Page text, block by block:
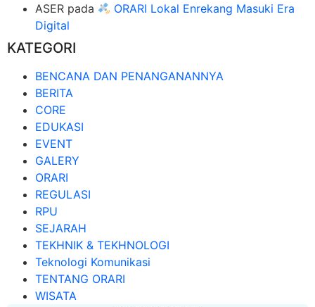
ASER pada
ORARI Lokal Enrekang Masuki Era
Digital
KATEGORI
BENCANA DAN PENANGANANNYA
BERITA
CORE
EDUKASI
EVENT
GALERY
ORARI
REGULASI
RPU
SEJARAH
TEKHNIK & TEKHNOLOGI
Teknologi Komunikasi
TENTANG ORARI
WISATA